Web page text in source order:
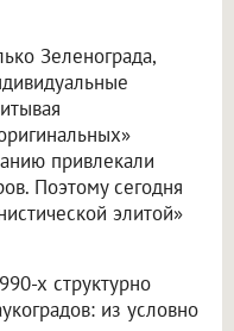
Зеленограда,
привлекали
Поэтому сегодня
элитой»
х структурно
из условно